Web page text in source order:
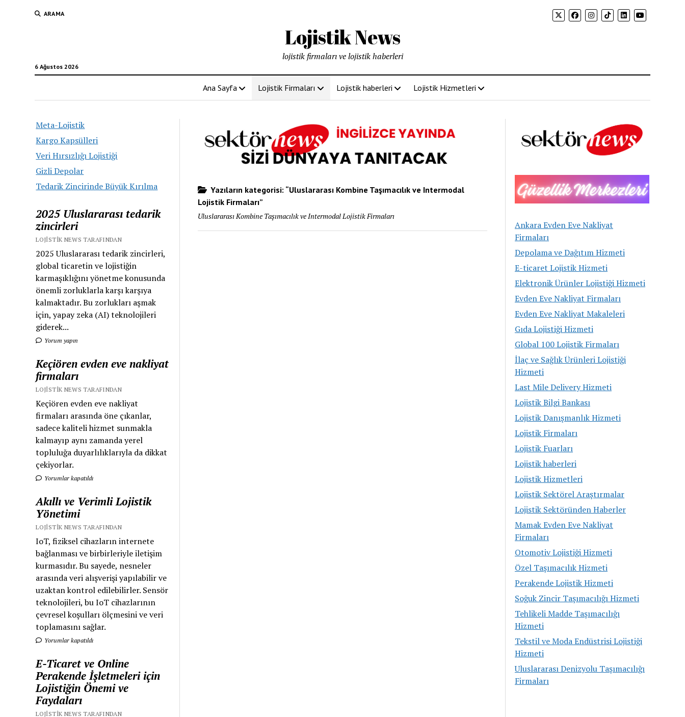
ARAMA
Lojistik News
6 Ağustos 2026
lojistik firmaları ve lojistik haberleri
Ana Sayfa Lojistik Firmaları Lojistik haberleri Lojistik Hizmetleri
Meta-Lojistik
Kargo Kapsülleri
Veri Hırsızlığı Lojistiği
Gizli Depolar
Tedarik Zincirinde Büyük Kırılma
2025 Uluslararası tedarik
zincirleri
LOJISTIK NEWS TARAFINDAN
2025 Uluslararası tedarik zincirleri,
global ticaretin ve lojistiğin
karmaşıklığını yönetme konusunda
önemli zorluklarla karşı karşıya
kalmaktadır. Bu zorlukları aşmak
için, yapay zeka (AI) teknolojileri
giderek...
Yorum yapın
Keçiören evden eve nakliyat
firmaları
LOJISTIK NEWS TARAFINDAN
Keçiören evden eve nakliyat
firmaları arasında öne çıkanlar,
sadece kaliteli hizmet sunmakla
kalmayıp aynı zamanda yerel
topluluğa duyarlılıklarıyla da dikkat
çekiyorlar.
Yorumlar kapatıldı
Akıllı ve Verimli Lojistik
Yönetimi
LOJISTIK NEWS TARAFINDAN
IoT, fiziksel cihazların internete
bağlanması ve birbirleriyle iletişim
kurmasıdır. Bu sayede, nesneler
arasında veri alışverişi yapılabilir ve
uzaktan kontrol edilebilirler. Sensör
teknolojileri, bu IoT cihazlarının
çevresel koşulları ölçmesini ve veri
toplamasını sağlar.
Yorumlar kapatıldı
E-Ticaret ve Online
Perakende İşletmeleri için
Lojistiğin Önemi ve
Faydaları
LOJISTIK NEWS TARAFINDAN
Yazıların kategorisi: “Uluslararası Kombine Taşımacılık ve Intermodal
Lojistik Firmaları”
Uluslararası Kombine Taşımacılık ve Intermodal Lojistik Firmaları
Ankara Evden Eve Nakliyat
Firmaları
Depolama ve Dağıtım Hizmeti
E-ticaret Lojistik Hizmeti
Elektronik Ürünler Lojistiği Hizmeti
Evden Eve Nakliyat Firmaları
Evden Eve Nakliyat Makaleleri
Gıda Lojistiği Hizmeti
Global 100 Lojistik Firmaları
İlaç ve Sağlık Ürünleri Lojistiği
Hizmeti
Last Mile Delivery Hizmeti
Lojistik Bilgi Bankası
Lojistik Danışmanlık Hizmeti
Lojistik Firmaları
Lojistik Fuarları
Lojistik haberleri
Lojistik Hizmetleri
Lojistik Sektörel Araştırmalar
Lojistik Sektöründen Haberler
Mamak Evden Eve Nakliyat
Firmaları
Otomotiv Lojistiği Hizmeti
Özel Taşımacılık Hizmeti
Perakende Lojistik Hizmeti
Soğuk Zincir Taşımacılığı Hizmeti
Tehlikeli Madde Taşımacılığı
Hizmeti
Tekstil ve Moda Endüstrisi Lojistiği
Hizmeti
Uluslararası Denizyolu Taşımacılığı
Firmaları